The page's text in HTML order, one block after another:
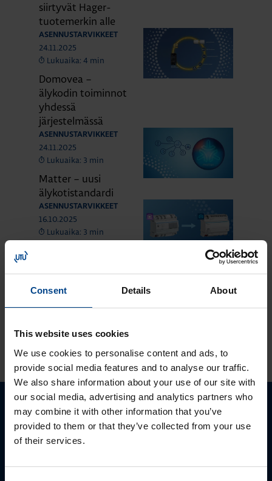
Consent Details About
This website uses cookies
We use cookies to personalise content and ads, to
provide social media features and to analyse our traffic.
We also share information about your use of our site with
our social media, advertising and analytics partners who
may combine it with other information that you’ve
provided to them or that they’ve collected from your use
of their services.
siirtyvät Hager-
tuotemerkin alle
ASENNUSTARVIKKEET
24.11.2025
Lukuaika: 4 min
Domovea –
älykodin toiminnot
yhdessä
järjestelmässä
ASENNUSTARVIKKEET
24.11.2025
Lukuaika: 3 min
Matter – uusi
älykotistandardi
ASENNUSTARVIKKEET
16.10.2025
Lukuaika: 3 min
korvaa domovea
V1:n
Ota yhteyttä!
Autamme mielellämme, jotta löydämme sinulle